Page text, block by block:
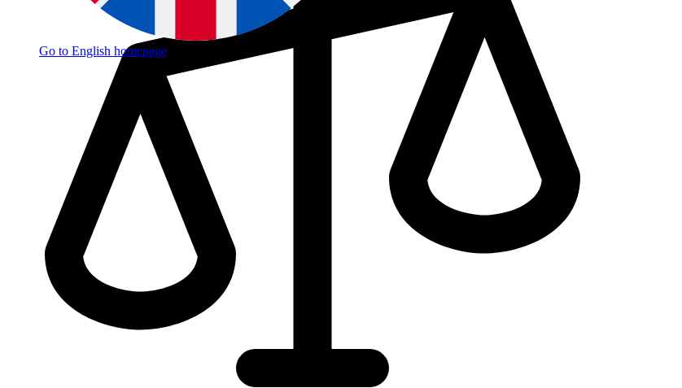
Go to English homepage